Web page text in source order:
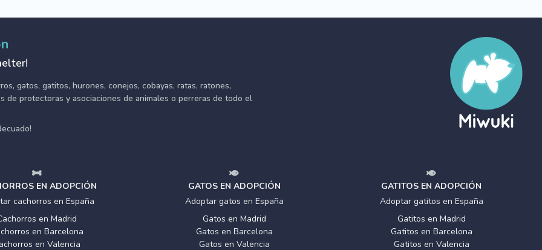
gatos, gatitos, hurones, conejos, cobayas, ratas, ratones,
de protectoras y asociaciones de animales o perreras de todo el
EN ADOPCIÓN
cachorros en España
en Madrid
en Barcelona
en Valencia
GATOS EN ADOPCIÓN
Adoptar gatos en España
Gatos en Madrid
Gatos en Barcelona
Gatos en Valencia
GATITOS EN ADOPCIÓN
Adoptar gatitos en España
Gatitos en Madrid
Gatitos en Barcelona
Gatitos en Valencia